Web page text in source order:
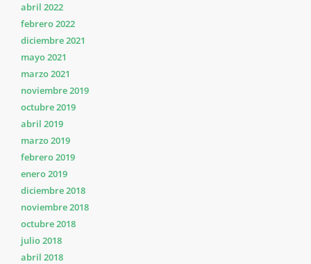
abril 2022
febrero 2022
diciembre 2021
mayo 2021
marzo 2021
noviembre 2019
octubre 2019
abril 2019
marzo 2019
febrero 2019
enero 2019
diciembre 2018
noviembre 2018
octubre 2018
julio 2018
abril 2018